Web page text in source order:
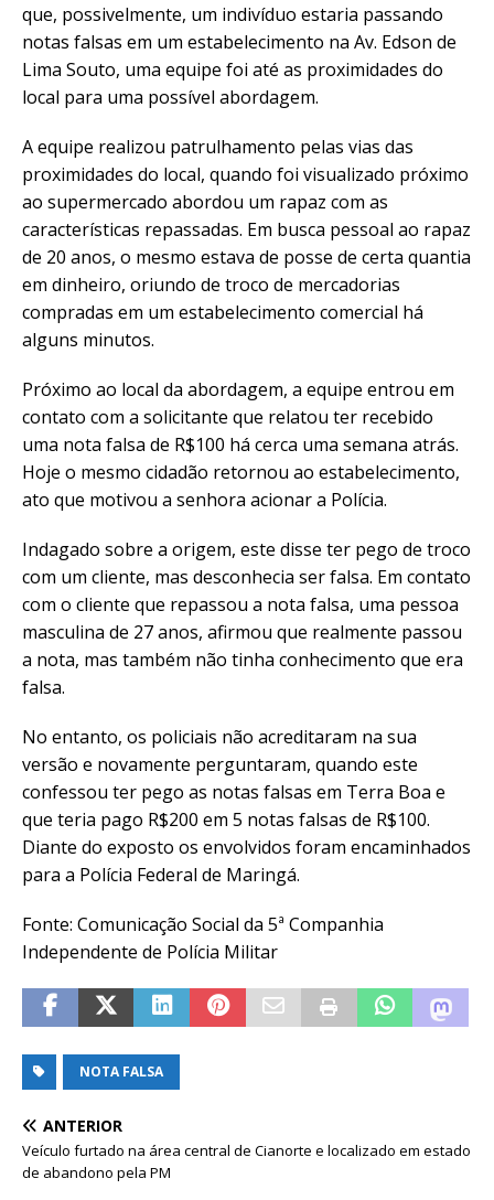
que, possivelmente, um indivíduo estaria passando
notas falsas em um estabelecimento na Av. Edson de
Lima Souto, uma equipe foi até as proximidades do
local para uma possível abordagem.
A equipe realizou patrulhamento pelas vias das
proximidades do local, quando foi visualizado próximo
ao supermercado abordou um rapaz com as
características repassadas. Em busca pessoal ao rapaz
de 20 anos, o mesmo estava de posse de certa quantia
em dinheiro, oriundo de troco de mercadorias
compradas em um estabelecimento comercial há
alguns minutos.
Próximo ao local da abordagem, a equipe entrou em
contato com a solicitante que relatou ter recebido
uma nota falsa de R$100 há cerca uma semana atrás.
Hoje o mesmo cidadão retornou ao estabelecimento,
ato que motivou a senhora acionar a Polícia.
Indagado sobre a origem, este disse ter pego de troco
com um cliente, mas desconhecia ser falsa. Em contato
com o cliente que repassou a nota falsa, uma pessoa
masculina de 27 anos, afirmou que realmente passou
a nota, mas também não tinha conhecimento que era
falsa.
No entanto, os policiais não acreditaram na sua
versão e novamente perguntaram, quando este
confessou ter pego as notas falsas em Terra Boa e
que teria pago R$200 em 5 notas falsas de R$100.
Diante do exposto os envolvidos foram encaminhados
para a Polícia Federal de Maringá.
Fonte: Comunicação Social da 5ª Companhia
Independente de Polícia Militar
NOTA FALSA
ANTERIOR
Veículo furtado na área central de Cianorte e localizado em estado
de abandono pela PM